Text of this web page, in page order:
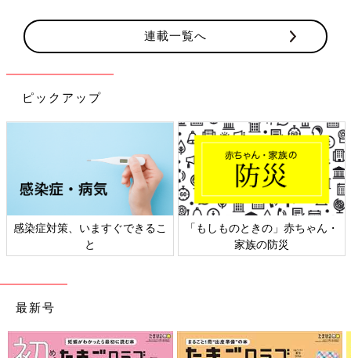
連載一覧へ
ピックアップ
感染症対策、いますぐできるこ
と
「もしものときの」赤ちゃん・
家族の防災
最新号